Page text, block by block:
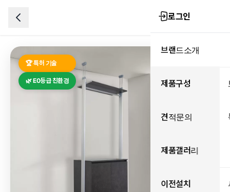
로그인
브랜드소개
제품구성
견적문의
제품갤러리
이전설치
🏆 특허 기술
🌿 E0등급 친환경